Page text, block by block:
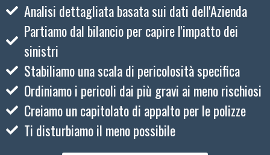
Analisi dettagliata basata sui dati dell'Azienda
Partiamo dal bilancio per capire l'impatto dei
sinistri
Stabiliamo una scala di pericolosità specifica
Ordiniamo i pericoli dai più gravi ai meno rischiosi
Creiamo un capitolato di appalto per le polizze
Ti disturbiamo il meno possibile